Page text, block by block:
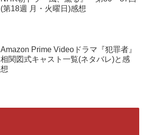
(第18週 月・火曜日)感想
Amazon Prime Videoドラマ『犯罪者』
相関図式キャスト一覧(ネタバレ)と感
想